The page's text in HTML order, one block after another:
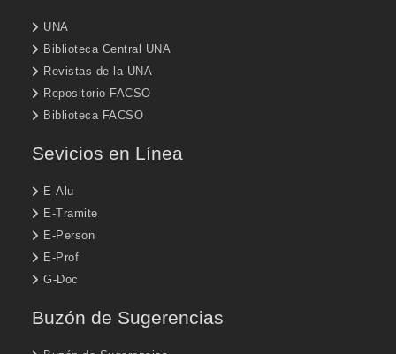
UNA
Biblioteca Central UNA
Revistas de la UNA
Repositorio FACSO
Biblioteca FACSO
Sevicios en Línea
E-Alu
E-Tramite
E-Person
E-Prof
G-Doc
Buzón de Sugerencias